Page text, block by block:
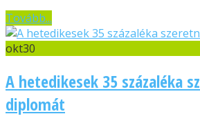
Tovább...
okt30
A hetedikesek 35 százaléka
diplomát